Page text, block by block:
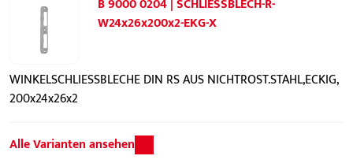
B 9000 0204 | SCHLIESSBLECH-R-
W24x26x200x2-EKG-X
WINKELSCHLIESSBLECHE DIN RS AUS NICHTROST.STAHL,ECKIG,
200x24x26x2
Alle Varianten ansehen